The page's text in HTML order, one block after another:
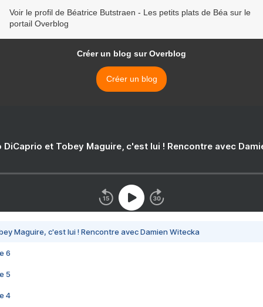
Voir le profil de Béatrice Butstraen - Les petits plats de Béa sur le
portail Overblog
Créer un blog sur Overblog
Créer un blog
DiCaprio et Tobey Maguire, c'est lui ! Rencontre avec
Maguire, c'est lui ! Rencontre avec Damien Witecka
6
5
4